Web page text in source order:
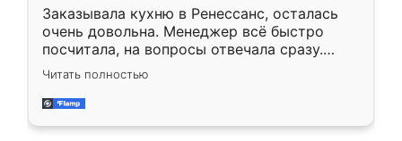
Заказывала кухню в Ренессанс, осталась
очень довольна. Менеджер всё быстро
посчитала, на вопросы отвечала сразу.
Замерщик приехал в субботу, подошёл к
делу со всей ответственностью. Собрали
за день, ребята работали аккуратно, даже
Читать полностью